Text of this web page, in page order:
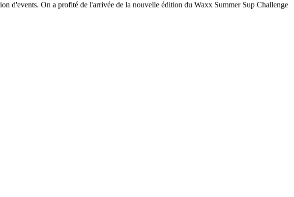
d'events. On a profité de l'arrivée de la nouvelle édition du Waxx Summer Sup Challenge